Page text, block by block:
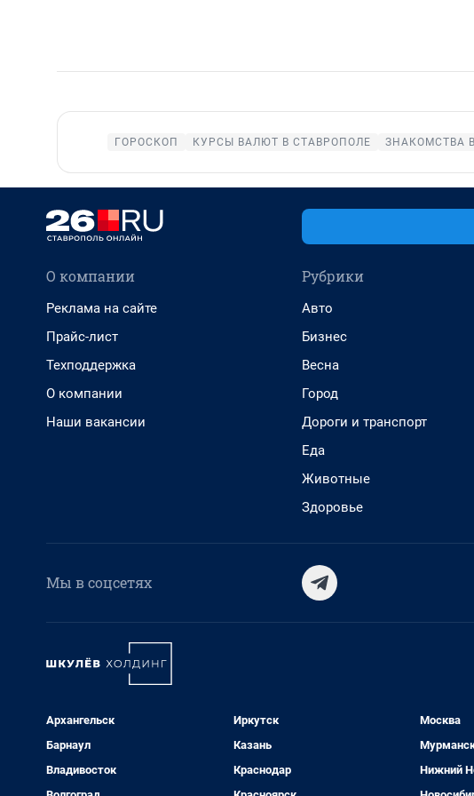
ГОРОСКОП КУРСЫ ВАЛЮТ В СТАВРОПОЛЕ ЗНАКОМСТВА
О компании
Реклама на сайте
Прайс-лист
Техподдержка
О компании
Наши вакансии
Рубрики
Авто
Бизнес
Весна
Город
Дороги и транспорт
Еда
Животные
Здоровье
Мы в соцсетях
Архангельск
Барнаул
Владивосток
Иркутск
Казань
Краснодар
Москва
Нижний